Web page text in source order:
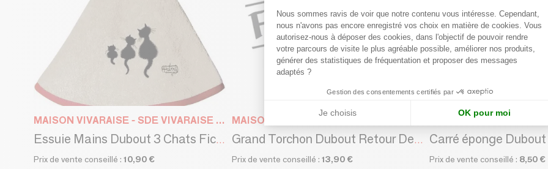
MAISON VIVARAISE - SDE VIVARAISE WINKLER
Essuie Mains Dubout 3 Chats Ficelle 0 X 60
Prix de vente conseillé : 10,90 €
Grand Torchon Dubout Retour Des Courses Ecru 60 X 80
Prix de vente conseillé : 13,90 € Prix de vente conseillé : 8,50 €
Plateforme de Gestion du
Nous sommes ravis de voir que notre contenu vous intéresse. Cependant,
nous n'avons pas encore enregistré vos choix en matière de cookies. Vous
autorisez-nous à déposer des cookies, dans l'objectif de pouvoir rendre
votre parcours de visite le plus agréable possible, améliorer nos produits,
générer des statistiques de fréquentation et proposer des messages
adaptés ?
Gestion des consentements certifiés par
Je choisis OK pour moi
Axeptio consent